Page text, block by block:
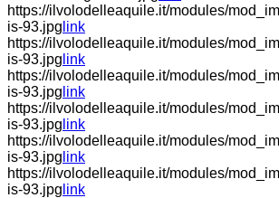
https://ilvolodelleaquile.it/modules/
is-93.jpg link
https://ilvolodelleaquile.it/modules/
is-93.jpg link
https://ilvolodelleaquile.it/modules/
is-93.jpg link
https://ilvolodelleaquile.it/modules/
is-93.jpg link
https://ilvolodelleaquile.it/modules/
is-93.jpg link
https://ilvolodelleaquile.it/modules/
is-93.jpg link